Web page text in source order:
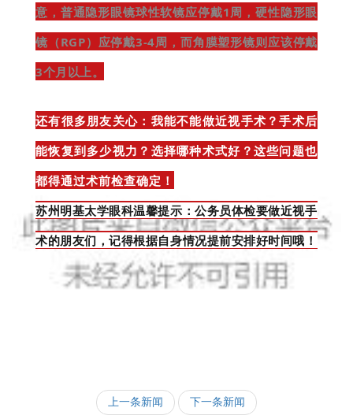
意，普通隐形眼镜球性软镜应停戴1周，硬性隐形眼
镜（RGP）应停戴3-4周，而角膜塑形镜则应该停戴
3个月以上。
还有很多朋友关心： 我能不能做近视手术？手术后
能恢复到多少视力？选择哪种术式好？ 这些问题也
都得通过术前检查确定！
苏州明基太学眼科温馨提示：公务员体检要做近视手
术的朋友们，记得根据自身情况提前安排好时间哦！
上一条新闻 下一条新闻